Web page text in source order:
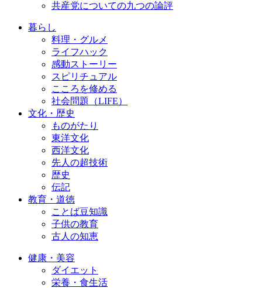
共産党についての九つの論評
暮らし
料理・グルメ
ライフハック
感動ストーリー
スピリチュアル
こころを修める
社会問題（LIFE）
文化・歴史
ものがたり
東洋文化
西洋文化
先人の超技術
歴史
伝記
教育・道徳
ことば豆知識
子供の教育
古人の知恵
健康・美容
ダイエット
栄養・食生活